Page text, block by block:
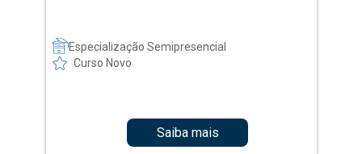
Especialização Semipresencial
Curso Novo
Saiba mais